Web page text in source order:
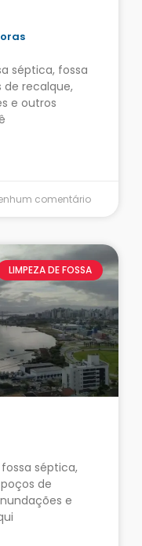
séptica, fossa
de recalque,
e outros
comentário
LIMPEZA DE FOSSA
séptica,
de
e